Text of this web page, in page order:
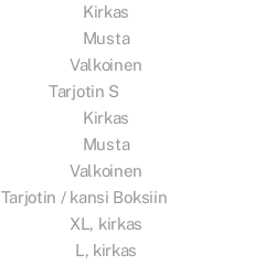
Kirkas
Musta
Valkoinen
Tarjotin S
Kirkas
Musta
Valkoinen
Tarjotin / kansi Boksiin
XL, kirkas
L, kirkas